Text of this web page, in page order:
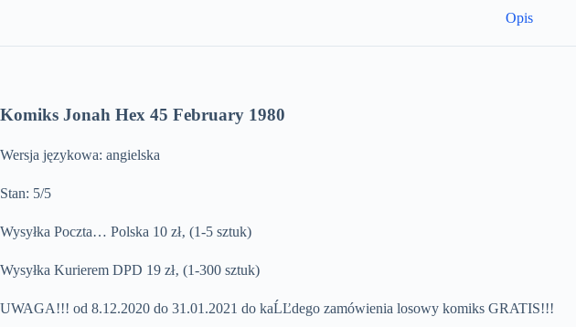
Opis
Komiks Jonah Hex 45 February 1980
Wersja językowa: angielska
Stan: 5/5
Wysyłka Poczta… Polska 10 zł‚ (1-5 sztuk)
Wysyłka Kurierem DPD 19 zł‚ (1-300 sztuk)
UWAGA!!! od 8.12.2020 do 31.01.2021 do kaĹĽdego zamówienia losowy komiks GRATIS!!!